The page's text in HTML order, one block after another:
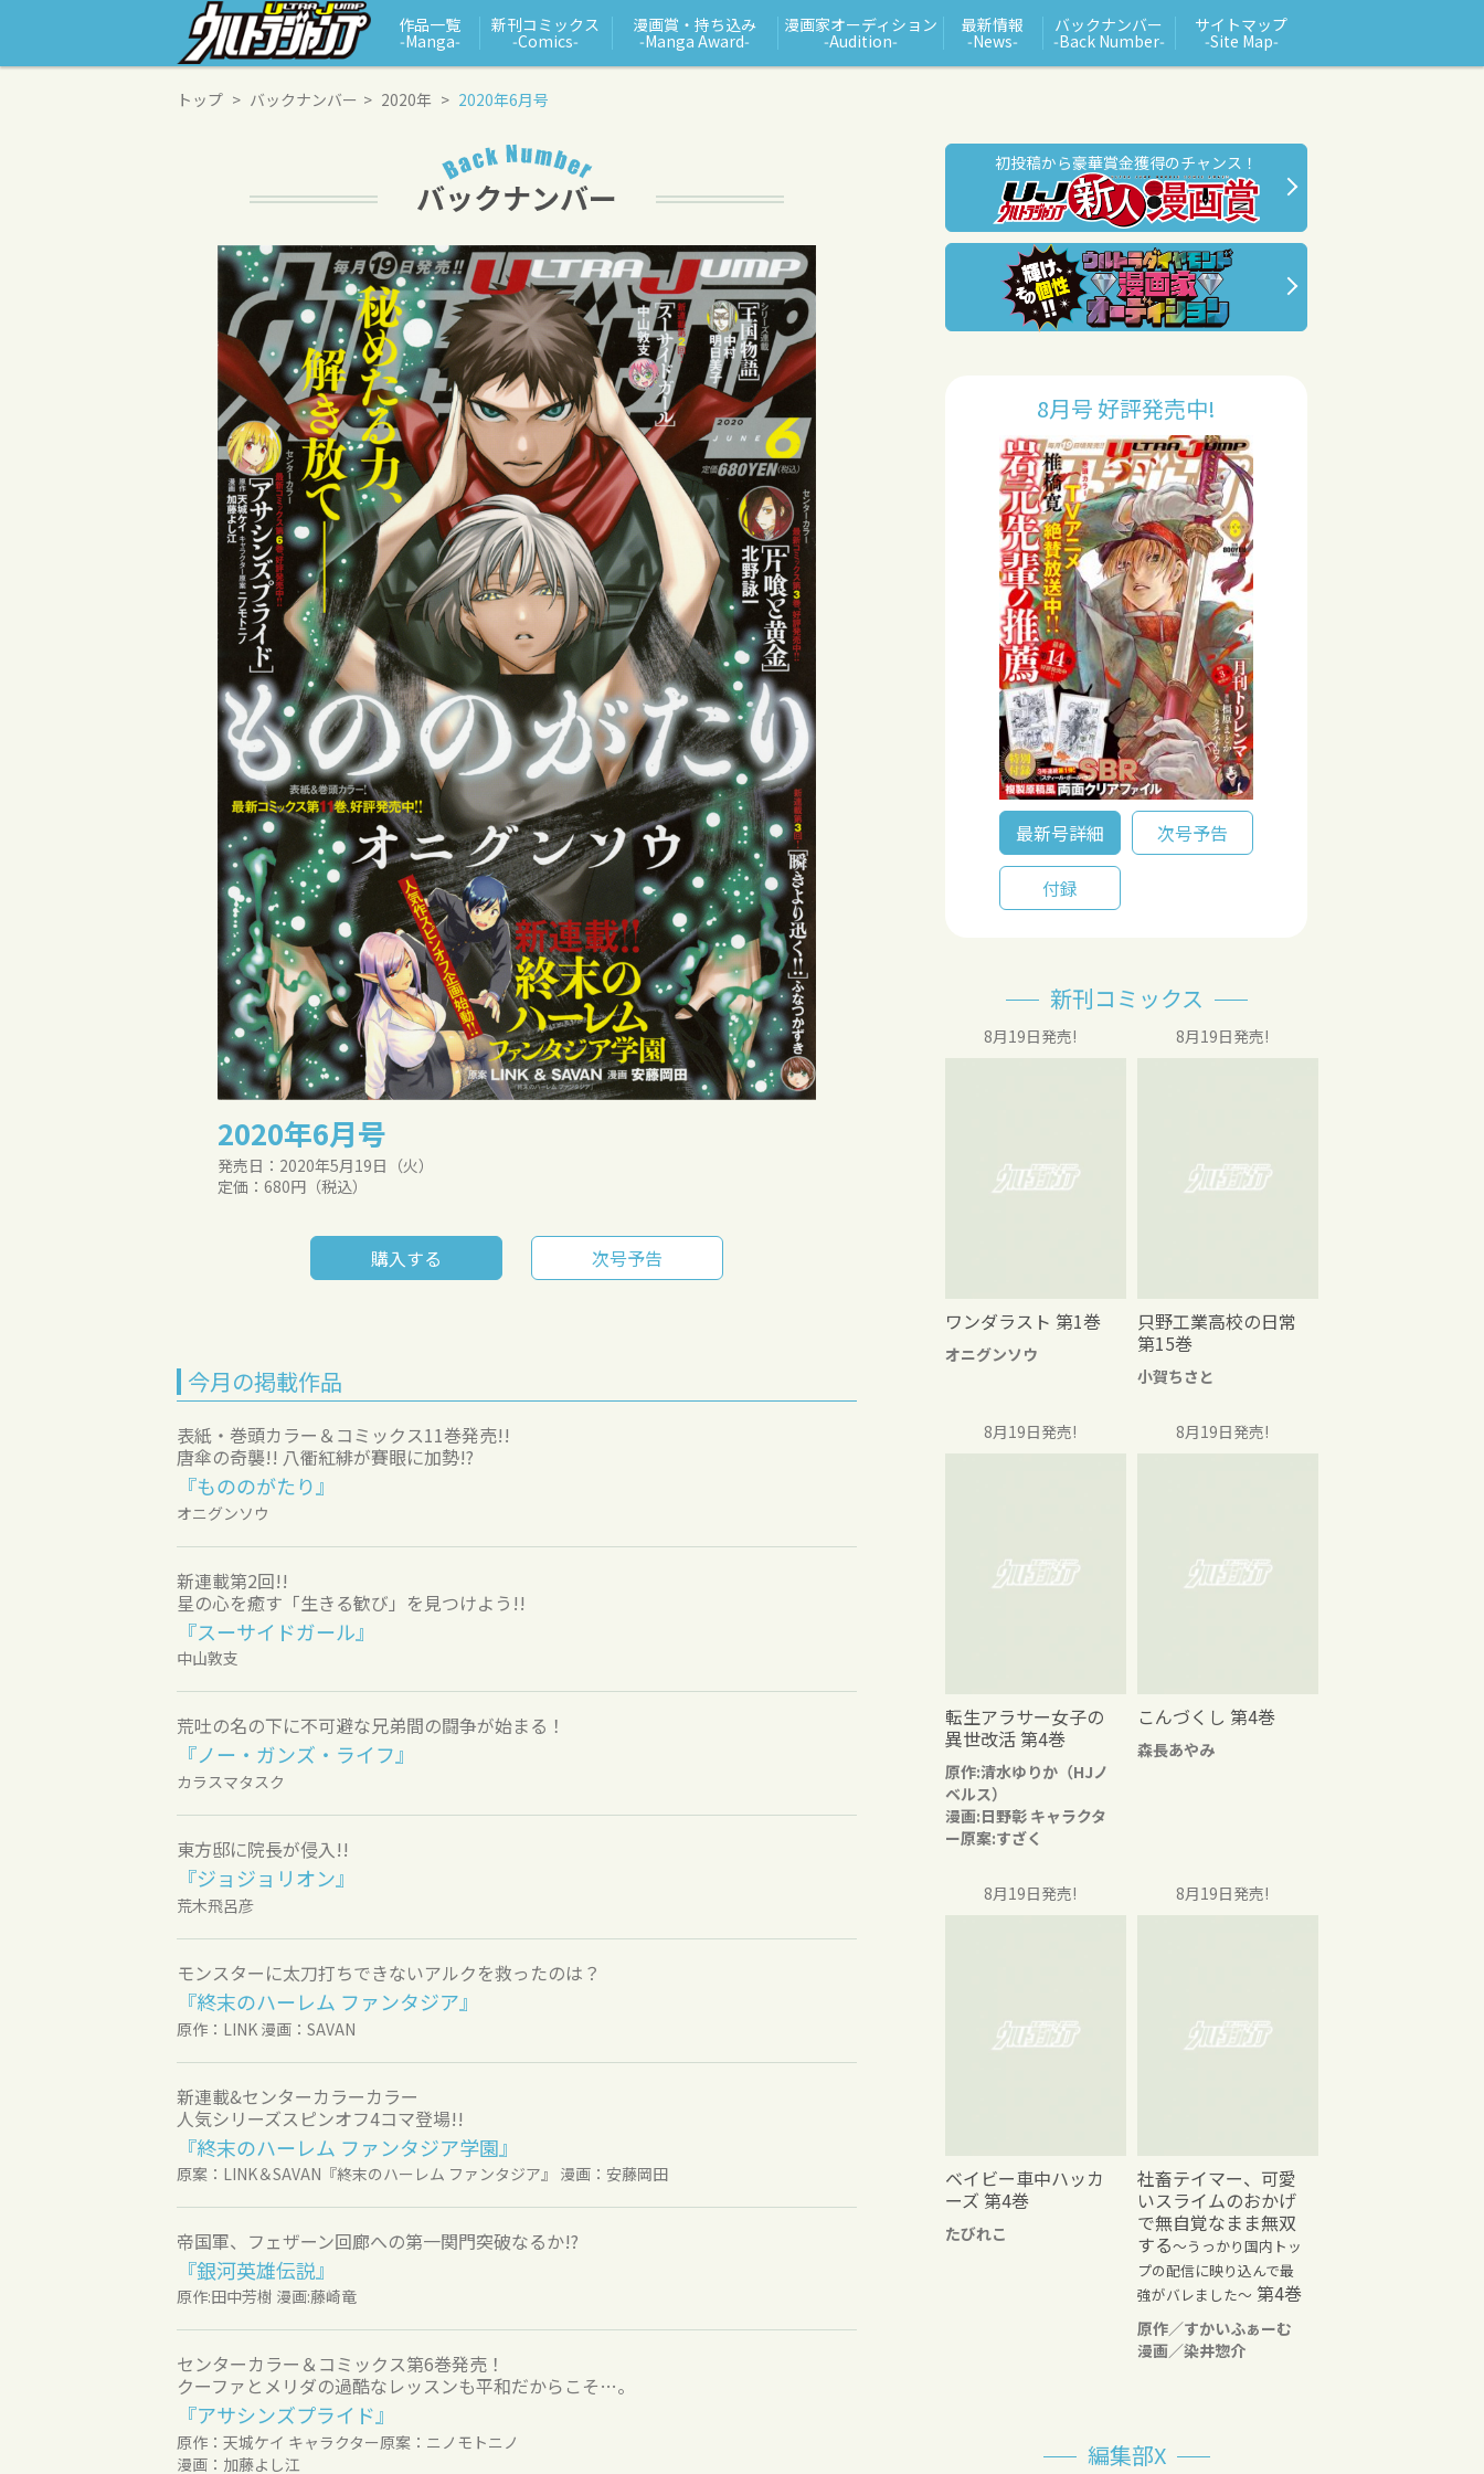
作品一覧
‑Manga‑
新刊コミックス
‑Comics‑
漫画賞・持ち込み
‑Manga Award‑
漫画家オーディション
‑Audition‑
最新情報
‑News‑
バックナンバー
‑Back Number‑
サイトマップ
‑Site Map‑
トップ バックナンバー 2020年 2020年6月号
2020年6月号
発売日：2020年5月19日（火）
定価：680円（税込）
購入する 次号予告
今月の掲載作品
表紙・巻頭カラー＆コミックス11巻発売!!
唐傘の奇襲!! 八衢紅緋が賽眼に加勢!?
『もののがたり』
オニグンソウ
新連載第2回!!
星の心を癒す「生きる歓び」を見つけよう!!
『スーサイドガール』
中山敦支
荒吐の名の下に不可避な兄弟間の闘争が始まる！
『ノー・ガンズ・ライフ』
カラスマタスク
東方邸に院長が侵入!!
『ジョジョリオン』
荒木飛呂彦
モンスターに太刀打ちできないアルクを救ったのは？
『終末のハーレム ファンタジア』
原作：LINK 漫画：SAVAN
新連載&センターカラーカラー
人気シリーズスピンオフ4コマ登場!!
『終末のハーレム ファンタジア学園』
原案：LINK＆SAVAN『終末のハーレム ファンタジア』 漫画：安藤岡田
帝国軍、フェザーン回廊への第一関門突破なるか!?
『銀河英雄伝説』
原作:田中芳樹 漫画:藤崎竜
センターカラー＆コミックス第6巻発売！
クーファとメリダの過酷なレッスンも平和だからこそ…。
『アサシンズプライド』
原作：天城ケイ キャラクター原案：ニノモトニノ
漫画：加藤よし江
初投稿から豪華賞金獲得のチャンス！
8月号 好評発売中!
最新号詳細 次号予告
付録
新刊コミックス
8月19日発売!
ワンダラスト 第1巻
オニグンソウ
8月19日発売!
只野工業高校の日常
第15巻
小賀ちさと
8月19日発売!
転生アラサー女子の
異世改活 第4巻
原作:清水ゆりか（HJノ
ベルス）
漫画:日野彰 キャラクタ
ー原案:すざく
8月19日発売!
こんづくし 第4巻
森長あやみ
8月19日発売!
ベイビー車中ハッカ
ーズ 第4巻
たびれこ
8月19日発売!
社畜テイマー、可愛
いスライムのおかげ
で無自覚なまま無双
する～うっかり国内トッ
プの配信に映り込んで最
強がバレました～ 第4巻
原作／すかいふぁーむ
漫画／染井惣介
編集部X